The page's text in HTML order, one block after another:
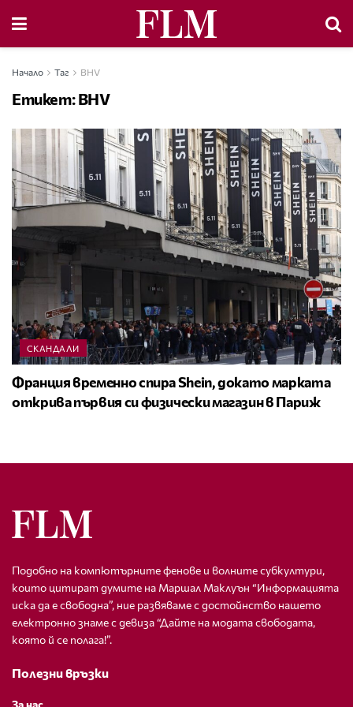
Начало Таг BHV
Етикет:BHV
СКАНДАЛИ
Франция временно спира Shein, докато марката
открива първия си физически магазин в Париж
Подобно на компютърните фенове и волните субкултури,
които цитират думите на Маршал Маклуън “Информацията
иска да е свободна”, ние развяваме с достойнство нашето
електронно знаме с девиза “Дайте на модата свободата,
която й се полага!”.
Полезни връзки
За нас